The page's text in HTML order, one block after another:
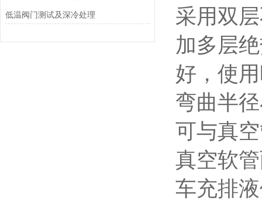
低温阀门测试及深冷处理
采用双
加多层
好，使
弯曲半
可与真
真空软
车充排